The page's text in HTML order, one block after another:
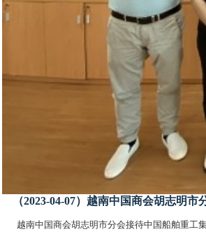
（2023-04-07）越南中国商会胡志明
越南中国商会胡志明市分会接待中国船舶重工